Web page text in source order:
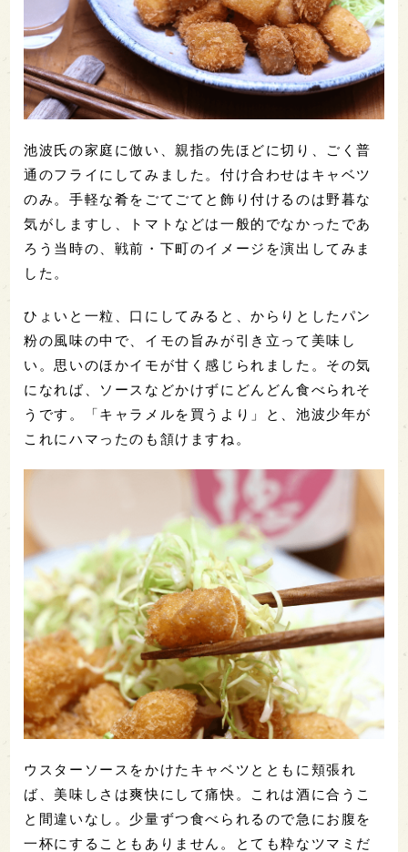
池波氏の家庭に倣い、親指の先ほどに切り、ごく普
通のフライにしてみました。付け合わせはキャベツ
のみ。手軽な肴をごてごてと飾り付けるのは野暮な
気がしますし、トマトなどは一般的でなかったであ
ろう当時の、戦前・下町のイメージを演出してみま
した。
ひょいと一粒、口にしてみると、からりとしたパン
粉の風味の中で、イモの旨みが引き立って美味し
い。思いのほかイモが甘く感じられました。その気
になれば、ソースなどかけずにどんどん食べられそ
うです。「キャラメルを買うより」と、池波少年が
これにハマったのも頷けますね。
ウスターソースをかけたキャベツとともに頬張れ
ば、美味しさは爽快にして痛快。これは酒に合うこ
と間違いなし。少量ずつ食べられるので急にお腹を
一杯にすることもありません。とても粋なツマミだ